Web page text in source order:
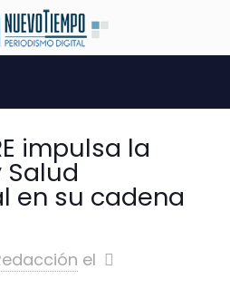
impulsa la
Salud
en su cadena
el